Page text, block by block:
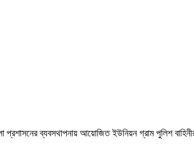
ব্যবসথাপনায় আয়োজিত ইউনিয়ন গ্রাম পুলিশ বাহিনীর